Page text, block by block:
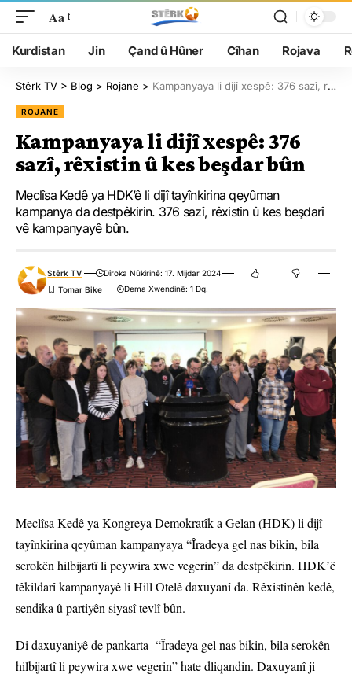
Aa
Kurdistan Jin Çand û Hûner Cîhan Rojava
Stêrk TV > Blog > Rojane > Kampanyaya li dijî xespê: 376 sazî, rêxistin û kes beşdar bûn
ROJANE
Kampanyaya li dijî xespê: 376
sazî, rêxistin û kes beşdar bûn
Meclîsa Kedê ya HDK’ê li dijî tayînkirina qeyûman
kampanya da destpêkirin. 376 sazî, rêxistin û kes beşdarî
vê kampanyayê bûn.
Stêrk TV
Dîroka Nûkirinê: 17. Mijdar 2024
Dema Xwendinê: 1 Dq.
Meclîsa Kedê ya Kongreya Demokratîk a Gelan (HDK) li dijî
tayînkirina qeyûman kampanyaya “Îradeya gel nas bikin, bila
serokên hilbijartî li peywira xwe vegerin” da destpêkirin. HDK’ê
têkildarî kampanyayê li Hill Otelê daxuyanî da. Rêxistinên kedê,
sendîka û partiyên siyasî tevlî bûn.
Di daxuyaniyê de pankarta “Îradeya gel nas bikin, bila serokên
hilbijartî li peywira xwe vegerin” hate dliqandin. Daxuyanî ji